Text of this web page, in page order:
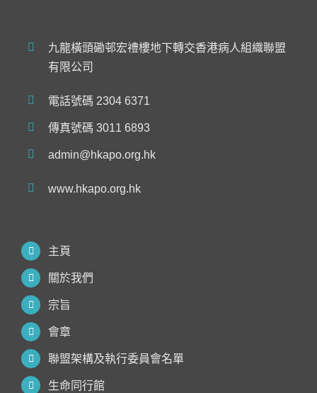
九龍橫頭磡邨宏禮樓地下轉交香港病人組織聯盟
有限公司
電話號碼 2304 6371
傳真號碼 3011 6893
admin@hkapo.org.hk
www.hkapo.org.hk
主頁
關於我們
宗旨
會章
聯盟架構及執行委員會名單
生命同行館